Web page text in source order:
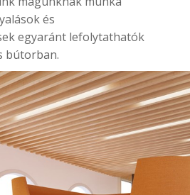
és
egyaránt lefolytathatók
bútorban.